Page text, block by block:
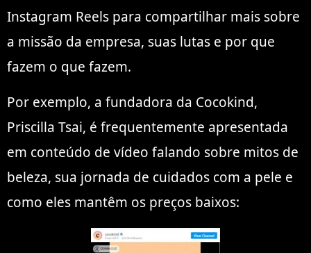
Instagram Reels para compartilhar mais sobre
a missão da empresa, suas lutas e por que
fazem o que fazem.
Por exemplo, a fundadora da Cocokind,
Priscilla Tsai, é frequentemente apresentada
em conteúdo de vídeo falando sobre mitos de
beleza, sua jornada de cuidados com a pele e
como eles mantêm os preços baixos: